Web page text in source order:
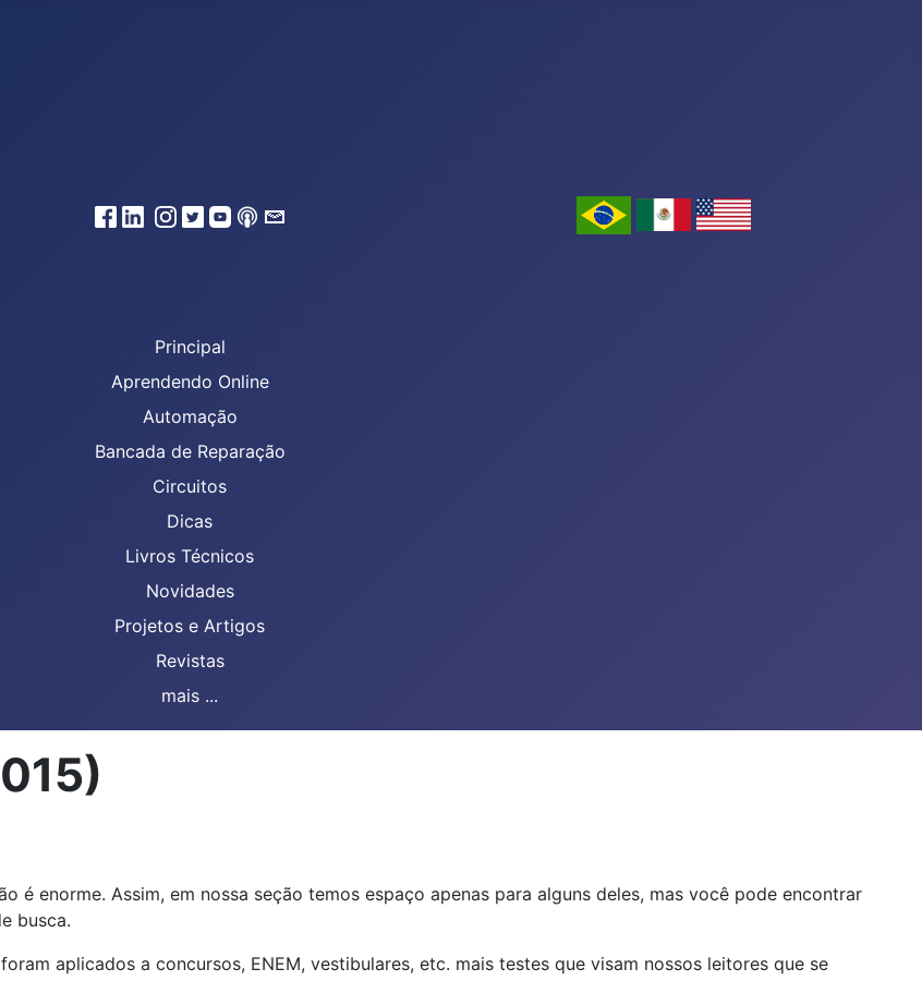
Principal
Aprendendo Online
Automação
Bancada de Reparação
Circuitos
Dicas
Livros Técnicos
Novidades
Projetos e Artigos
Revistas
mais ...
é enorme. Assim, em nossa seção temos espaço apenas para alguns deles, mas você pode encontrar
busca.
aplicados a concursos, ENEM, vestibulares, etc. mais testes que visam nossos leitores que se